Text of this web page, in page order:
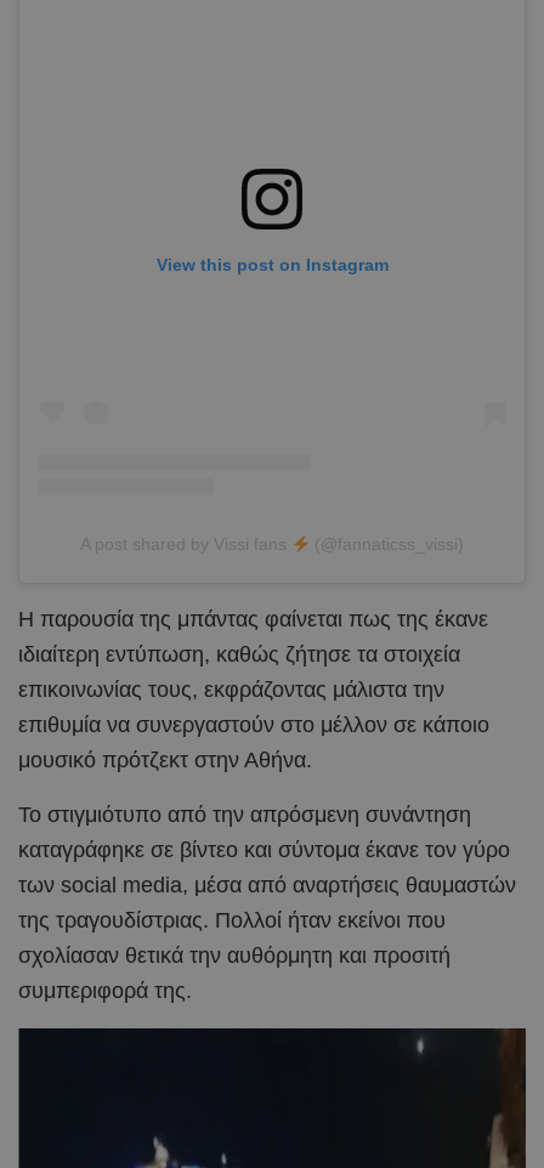
View this post on Instagram
A post shared by Vissi fans (@fannaticss_vissi)
Η παρουσία της μπάντας φαίνεται πως της έκανε
ιδιαίτερη εντύπωση, καθώς ζήτησε τα στοιχεία
επικοινωνίας τους, εκφράζοντας μάλιστα την
επιθυμία να συνεργαστούν στο μέλλον σε κάποιο
μουσικό πρότζεκτ στην Αθήνα.
Το στιγμιότυπο από την απρόσμενη συνάντηση
καταγράφηκε σε βίντεο και σύντομα έκανε τον γύρο
των social media, μέσα από αναρτήσεις θαυμαστών
της τραγουδίστριας. Πολλοί ήταν εκείνοι που
σχολίασαν θετικά την αυθόρμητη και προσιτή
συμπεριφορά της.